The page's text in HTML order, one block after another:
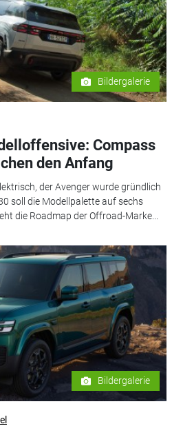
Bildergalerie
Compass
den Anfang
der Avenger wurde gründlich
soll die Modellpalette auf sechs
die Roadmap der Offroad-Marke...
Bildergalerie